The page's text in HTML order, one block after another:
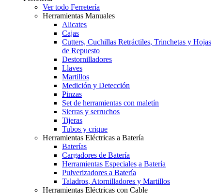
Ver todo Ferretería
Herramientas Manuales
Alicates
Cajas
Cutters, Cuchillas Retráctiles, Trinchetas y Hojas
de Repuesto
Destornilladores
Llaves
Martillos
Medición y Detección
Pinzas
Set de herramientas con maletín
Sierras y serruchos
Tijeras
Tubos y crique
Herramientas Eléctricas a Batería
Baterías
Cargadores de Batería
Herramientas Especiales a Batería
Pulverizadores a Batería
Taladros, Atornilladores y Martillos
Herramientas Eléctricas con Cable